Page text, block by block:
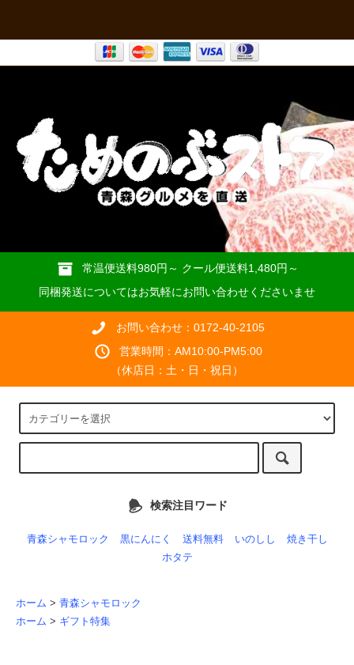
常温便送料980円～ クール便送料1,480円～
同梱発送についてはお気軽にお問い合わせくださいませ
お問い合わせ：0172-40-2105
営業時間：AM10:00-PM5:00
（休店日：土・日・祝日）
検索注目ワード
青森シャモロック 黒にんにく 送料無料 いのしし
焼き干し
ホタテ
ホーム > 青森シャモロック
ホーム > ギフト特集